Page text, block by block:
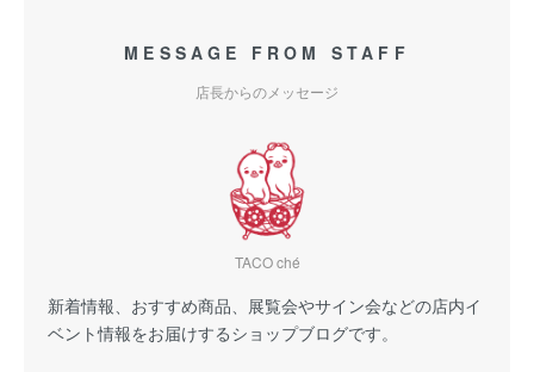
MESSAGE FROM STAFF
店長からのメッセージ
TACO ché
新着情報、おすすめ商品、展覧会やサイン会などの店内イ
ベント情報をお届けするショップブログです。